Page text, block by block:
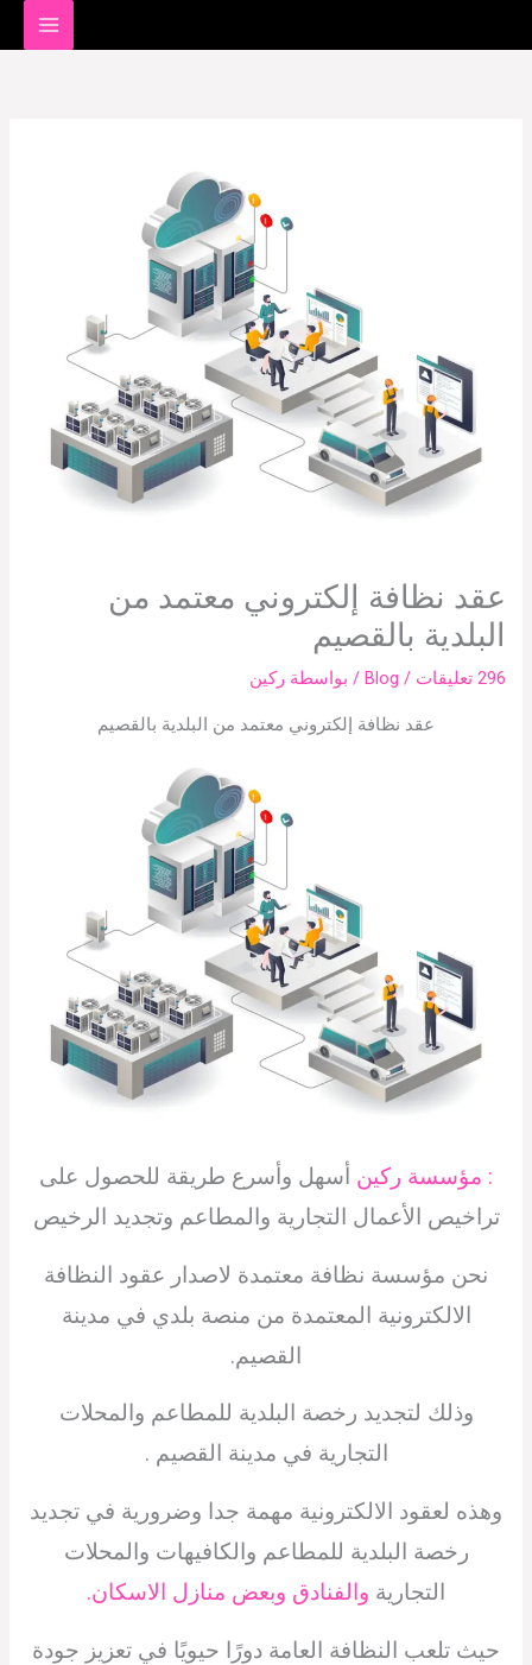
إلى
عقد نظافة إلكتروني معتمد من
البلدية بالقصيم
296 تعليقات /
Blog / بواسطة ركين
عقد نظافة إلكتروني معتمد من البلدية بالقصيم
: مؤسسة ركين أسهل وأسرع طريقة للحصول على
تراخيص الأعمال التجارية والمطاعم وتجديد الرخيص
نحن مؤسسة نظافة معتمدة لاصدار عقود النظافة
الالكترونية المعتمدة من منصة بلدي في مدينة
القصيم.
وذلك لتجديد رخصة البلدية للمطاعم والمحلات
التجارية في مدينة القصيم .
وهذه لعقود الالكترونية مهمة جدا وضرورية في تجديد
رخصة البلدية للمطاعم والكافيهات والمحلات
التجارية والفنادق وبعض منازل الاسكان.
حيث تلعب النظافة العامة دورًا حيويًا في تعزيز جودة